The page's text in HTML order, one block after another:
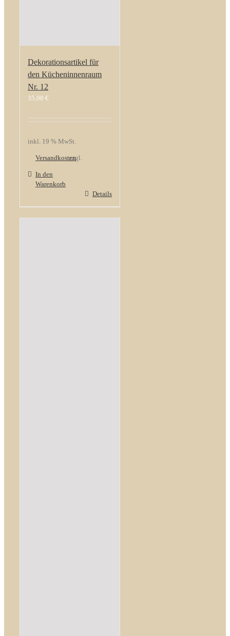
Dekorationsartikel für
den Kücheninnenraum
Nr. 12
35,00 €
inkl. 19 % MwSt.
zzgl.
Versandkosten
In den
Warenkorb
Details